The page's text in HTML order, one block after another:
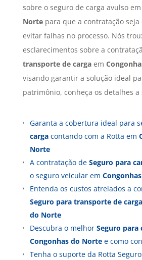
sobre o seguro de carga avulso em
Nortepara que a contratação seja
evitar falhas no processo. Nós
esclarecimentos sobre a
transporte de cargaem
visando garantir a solução ideal
patrimônio, conheça os detalhes a
Garanta a cobertura ideal para
cargacontando com a Rotta em
Norte
A contratação de Seguro para
o seguro veicular em
Entenda os custos atrelados a
Seguro para transporte de carga
do Norte
Descubra o melhor Seguro para
Congonhas do Nortee como
Tenha o suporte da Rotta